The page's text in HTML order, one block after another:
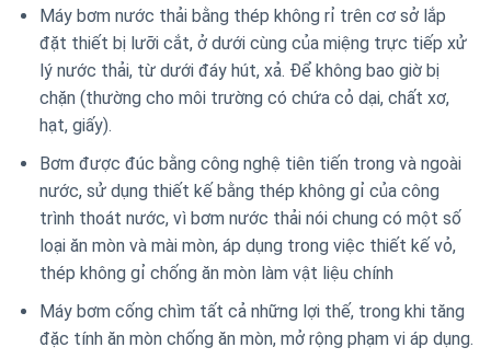
Máy bơm nước thải bằng thép không rỉ trên cơ sở lắp
đặt thiết bị lưỡi cắt, ở dưới cùng của miệng trực tiếp xử
lý nước thải, từ dưới đáy hút, xả. Để không bao giờ bị
chặn (thường cho môi trường có chứa cỏ dại, chất xơ,
hạt, giấy).
Bơm được đúc bằng công nghệ tiên tiến trong và ngoài
nước, sử dụng thiết kế bằng thép không gỉ của công
trình thoát nước, vì bơm nước thải nói chung có một số
loại ăn mòn và mài mòn, áp dụng trong việc thiết kế vỏ,
thép không gỉ chống ăn mòn làm vật liệu chính
Máy bơm cống chìm tất cả những lợi thế, trong khi tăng
đặc tính ăn mòn chống ăn mòn, mở rộng phạm vi áp dụng.